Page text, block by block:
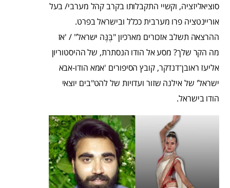
סוציאליזציה, וקשיי התקבלותו בקרב קהל מערבי/ בעל
אוריינטציה פרו מערבית ככלל ובישראל בפרט.
ההרצאה תשלב אזכורים מארכיון "בֶּנֶּה ישראל" / 'אז
מה הקר שלך? מסע אל הודו הנסתרת, של ההיסטוריון
אליעז ראובן־דנדקר, קובץ הסיפורים 'אמא הודו-אבא
ישראל' של אילנה שזור ועדויות של להט"בים יוצאי
הודו בישראל.